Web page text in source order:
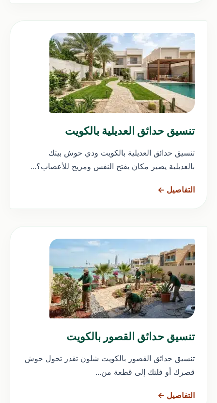
تنسيق حدائق العديلية بالكويت
تنسيق حدائق العديلية بالكويت ودي حوش بيتك
بالعديلية يصير مكان يفتح النفس ومريح للأعصاب؟...
التفاصيل ←
تنسيق حدائق القصور بالكويت
تنسيق حدائق القصور بالكويت شلون تقدر تحول حوش
قصرك أو فلتك إلى قطعة من...
التفاصيل ←